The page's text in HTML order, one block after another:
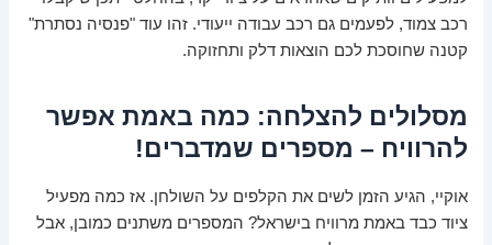
רכב צמוד, לפעמים גם רכב עבודה ייעודי. זהו עוד "פנסיה נסתרת"
קטנה שחוסכת לכם הוצאות דלק ותחזוקה.
מסלולים להצלחה: כמה באמת אפשר
להרוויח – מספרים שמדברים!
אוקיי, הגיע הזמן לשים את הקלפים על השולחן. אז כמה מפעיל
ציוד כבד באמת מרוויח בישראל? המספרים משתנים כמובן, אבל